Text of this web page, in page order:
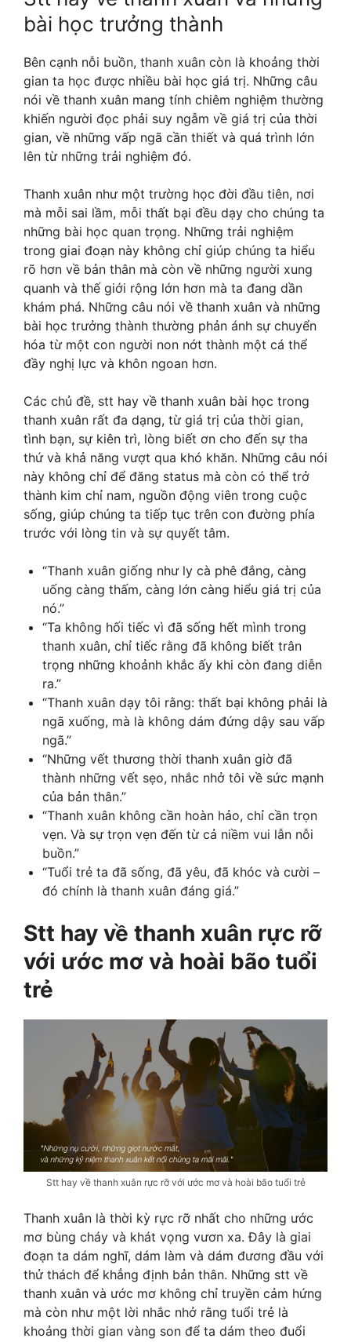
bài học trưởng thành
Bên cạnh nỗi buồn, thanh xuân còn là khoảng thời
gian ta học được nhiều bài học giá trị. Những câu
nói về thanh xuân mang tính chiêm nghiệm thường
khiến người đọc phải suy ngẫm về giá trị của thời
gian, về những vấp ngã cần thiết và quá trình lớn
lên từ những trải nghiệm đó.
Thanh xuân như một trường học đời đầu tiên, nơi
mà mỗi sai lầm, mỗi thất bại đều dạy cho chúng ta
những bài học quan trọng. Những trải nghiệm
trong giai đoạn này không chỉ giúp chúng ta hiểu
rõ hơn về bản thân mà còn về những người xung
quanh và thế giới rộng lớn hơn mà ta đang dần
khám phá. Những câu nói về thanh xuân và những
bài học trưởng thành thường phản ánh sự chuyển
hóa từ một con người non nớt thành một cá thể
đầy nghị lực và khôn ngoan hơn.
Các chủ đề, stt hay về thanh xuân bài học trong
thanh xuân rất đa dạng, từ giá trị của thời gian,
tình bạn, sự kiên trì, lòng biết ơn cho đến sự tha
thứ và khả năng vượt qua khó khăn. Những câu nói
này không chỉ để đăng status mà còn có thể trở
thành kim chỉ nam, nguồn động viên trong cuộc
sống, giúp chúng ta tiếp tục trên con đường phía
trước với lòng tin và sự quyết tâm.
“Thanh xuân giống như ly cà phê đắng, càng
uống càng thấm, càng lớn càng hiểu giá trị của
nó.”
“Ta không hối tiếc vì đã sống hết mình trong
thanh xuân, chỉ tiếc rằng đã không biết trân
trọng những khoảnh khắc ấy khi còn đang diễn
ra.”
“Thanh xuân dạy tôi rằng: thất bại không phải là
ngã xuống, mà là không dám đứng dậy sau vấp
ngã.”
“Những vết thương thời thanh xuân giờ đã
thành những vết sẹo, nhắc nhở tôi về sức mạnh
của bản thân.”
“Thanh xuân không cần hoàn hảo, chỉ cần trọn
vẹn. Và sự trọn vẹn đến từ cả niềm vui lẫn nỗi
buồn.”
“Tuổi trẻ ta đã sống, đã yêu, đã khóc và cười –
đó chính là thanh xuân đáng giá.”
Stt hay về thanh xuân rực rỡ
với ước mơ và hoài bão tuổi
trẻ
Stt hay về thanh xuân rực rỡ với ước mơ và hoài bão tuổi trẻ
Thanh xuân là thời kỳ rực rỡ nhất cho những ước
mơ bùng cháy và khát vọng vươn xa. Đây là giai
đoạn ta dám nghĩ, dám làm và dám đương đầu với
thử thách để khẳng định bản thân. Những stt về
thanh xuân và ước mơ không chỉ truyền cảm hứng
mà còn như một lời nhắc nhở rằng tuổi trẻ là
khoảng thời gian vàng son để ta dám theo đuổi